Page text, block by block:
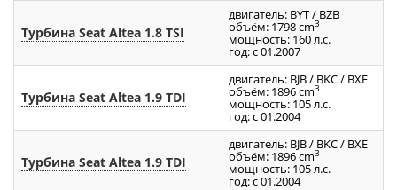
Турбина Seat Altea 1.8 TSI
двигатель: BYT / BZB
объём: 1798 cm3
мощность: 160 л.с.
год: с 01.2007
Турбина Seat Altea 1.9 TDI
двигатель: BJB / BKC / BXE
объём: 1896 cm3
мощность: 105 л.с.
год: с 01.2004
Турбина Seat Altea 1.9 TDI
двигатель: BJB / BKC / BXE
объём: 1896 cm3
мощность: 105 л.с.
год: с 01.2004